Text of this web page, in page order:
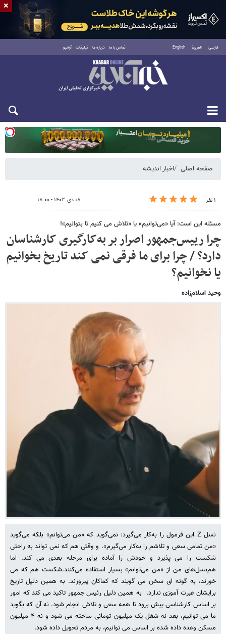
فارسی العربية English تماس با ما درباره ما تبلیغات آرشیو
یکشنبه ۱۸ مرداد ۱۴۰۵
صفحه اصلی اخبار اندیشه
۱ نفر ۱۸ دی ۱۴۰۳ - ۱۸:۰۰
مسئله این است: آیا «می‌توانیم» یا «تلاش می کنیم تا بتوانیم»!
چرا رییس‌جمهور اصرار بر به‌کارگیری کارشناسان
دارد؟ / چرا برای ما فرقی نمی کند تاریخ بخوانیم
یا نخوانیم؟
وحید اسلام‌زاده
نسل Z این فرمول را به‌کار می‌گیرد: نمی‌گوید که «من می‌توانم» بلکه می‌گوید
«من تمامی سعی و تلاشم را به‌کار می‌گیرم». و وقتی هم که نمی تواند به راحتی
شکست را می پذیرد و خودش را آماده برای مرحله بعدی می کند. اما
هم‌نسل‌های من از «من می‌توانم» بسیار استفاده می‌کنند.شکست هم که می
خورند، به گونه ای سخن می گویند که کماکان پیروزند. به همین دلیل تاریخ
برایشان عبرت آموزی ندارد. به همین دلیل رئیس جمهور تاکید می کند که امور
بر اساس کارشناسی پیش برود تا همه سعی و تلاش انجام شود. نه آن که بگوید
ما می توانیم، بعد نه شغل یک میلیون تومانی ساخته می شود و نه ۴ میلیون
مسکن وعده داده شده بر اساس می توانیم، به مردم تحویل داده شود.
×